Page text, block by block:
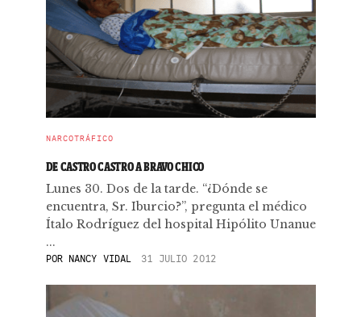
NARCOTRÁFICO
DE CASTRO CASTRO A BRAVO CHICO
Lunes 30. Dos de la tarde. “¿Dónde se
encuentra, Sr. Iburcio?”, pregunta el médico
Ítalo Rodríguez del hospital Hipólito Unanue
...
PORNANCY VIDAL 31 JULIO 2012